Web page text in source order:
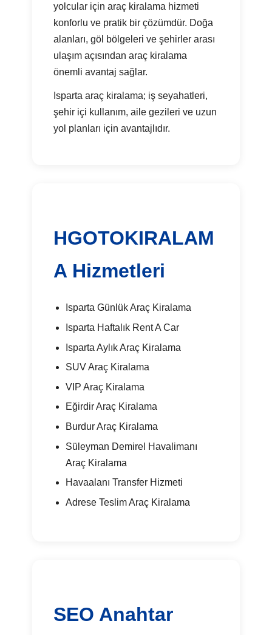
yolcular için araç kiralama hizmeti
konforlu ve pratik bir çözümdür. Doğa
alanları, göl bölgeleri ve şehirler arası
ulaşım açısından araç kiralama
önemli avantaj sağlar.
Isparta araç kiralama; iş seyahatleri,
şehir içi kullanım, aile gezileri ve uzun
yol planları için avantajlıdır.
HGOTOKIRALAM
A Hizmetleri
Isparta Günlük Araç Kiralama
Isparta Haftalık Rent A Car
Isparta Aylık Araç Kiralama
SUV Araç Kiralama
VIP Araç Kiralama
Eğirdir Araç Kiralama
Burdur Araç Kiralama
Süleyman Demirel Havalimanı
Araç Kiralama
Havaalanı Transfer Hizmeti
Adrese Teslim Araç Kiralama
SEO Anahtar